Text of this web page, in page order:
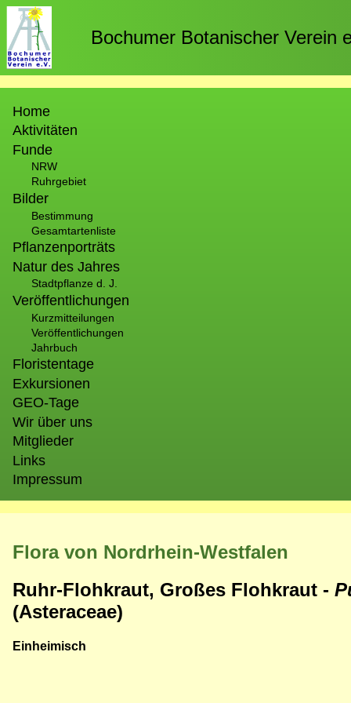
Direkt
zum
Inhalt
Bochumer Botanischer Verein
Home
Aktivitäten
Funde
NRW
Ruhrgebiet
Bilder
Bestimmung
Gesamtartenliste
Pflanzenporträts
Natur des Jahres
Stadtpflanze d. J.
Veröffentlichungen
Kurzmitteilungen
Veröffentlichungen
Jahrbuch
Floristentage
Exkursionen
GEO-Tage
Wir über uns
Mitglieder
Links
Impressum
Flora von Nordrhein-Westfalen
Ruhr-Flohkraut, Großes Flohkraut -
(Asteraceae)
Einheimisch